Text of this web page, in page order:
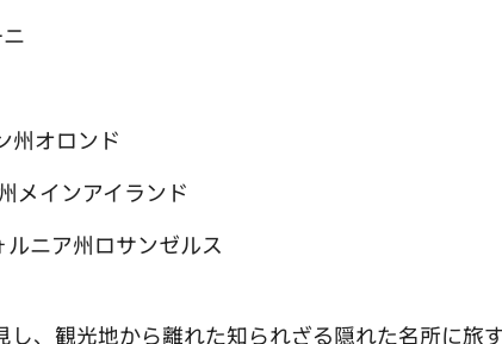
オロンド
インアイランド
ニア州ロサンゼルス
、観光地から離れた知られざる隠れた名所に旅